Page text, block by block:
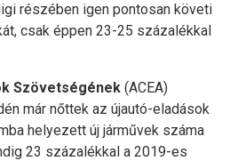
részében igen pontosan követi
csak éppen 23-25 százalékkal
Szövetségének (ACEA)
már nőttek az újautó-eladások
helyezett új járművek száma
23 százalékkal a 2019-es